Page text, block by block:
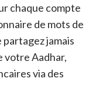
chaque compte
de mots de
partagez jamais
votre Aadhar,
via des